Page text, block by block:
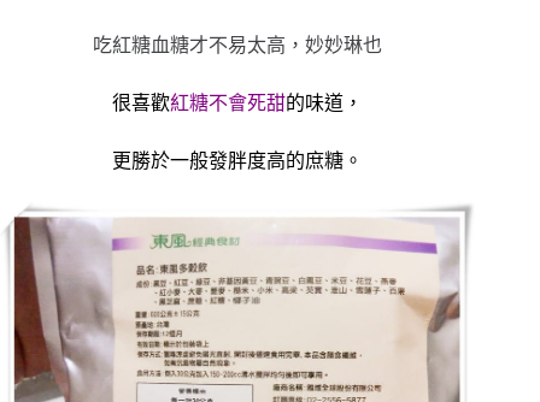
吃紅糖血糖才不易太高，妙妙琳也
很喜歡紅糖不會死甜的味道，
更勝於一般發胖度高的庶糖。